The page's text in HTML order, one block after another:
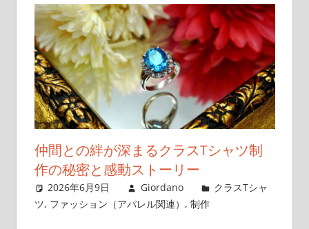
仲間との絆が深まるクラスTシャツ制
作の秘密と感動ストーリー
2026年6月9日 Giordano
クラスTシャ
ツ, ファッション（アパレル関連） , 制作